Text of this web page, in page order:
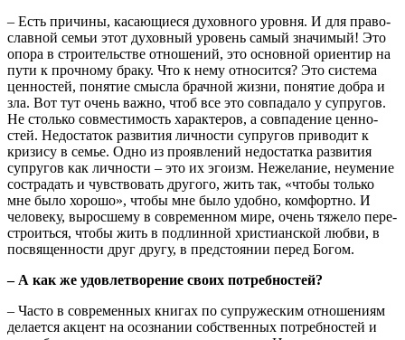
– Есть при­чи­ны, каса­ю­щи­е­ся духов­но­го уров­ня. И для пра­во­
слав­ной семьи этот духов­ный уро­вень самый зна­чи­мый! Это
опо­ра в стро­и­тель­стве отно­ше­ний, это основ­ной ори­ен­тир на
пути к проч­но­му бра­ку. Что к нему отно­сит­ся? Это систе­ма
цен­но­стей, поня­тие смыс­ла брач­ной жиз­ни, поня­тие добра и
зла. Вот тут очень важ­но, чтоб все это сов­па­да­ло у супру­гов.
Не столь­ко сов­ме­сти­мость харак­те­ров, а сов­па­де­ние цен­но­
стей. Недо­ста­ток раз­ви­тия лич­но­сти супру­гов при­во­дит к
кри­зи­су в семье. Одно из про­яв­ле­ний недо­стат­ка раз­ви­тия
супру­гов как лич­но­сти – это их эго­изм. Неже­ла­ние, неуме­ние
состра­дать и чув­ство­вать дру­го­го, жить так, «что­бы толь­ко
мне было хоро­шо», что­бы мне было удоб­но, ком­форт­но. И
чело­ве­ку, вырос­ше­му в совре­мен­ном мире, очень тяже­ло пере­
стро­ить­ся, что­бы жить в под­лин­ной хри­сти­ан­ской люб­ви, в
посвя­щен­но­сти друг дру­гу, в пред­сто­я­нии перед Богом.
– А как же удо­вле­тво­ре­ние сво­их потребностей?
– Часто в совре­мен­ных кни­гах по супру­же­ским отно­ше­ни­ям
дела­ет­ся акцент на осо­зна­нии соб­ствен­ных потреб­но­стей и